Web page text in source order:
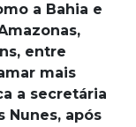
a Bahia e
entre
mais
a secretária
Nunes, após